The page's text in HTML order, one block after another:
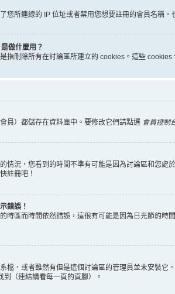
您所連線的 IP 位址或者禁用您想要註冊的會員名稱
做什麼用？
指刪除所有在討論區所建立的 cookies。這些
員）都儲存在資料庫中。要修改它們請點選 會員控制
情況，您看到的時間不準有可能是因為討論區和您
註冊吧！
錯誤！
時區而時間依然錯誤，這很有可能是因為日光節約
檔，或者雖然有但是這個討論區的管理員並未安裝
（連結請看每一頁的頁腳）。